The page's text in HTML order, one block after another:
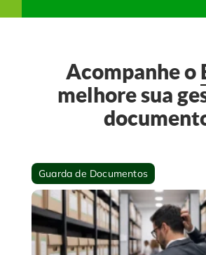
Acompanhe o
melhore sua
Guarda de Documentos